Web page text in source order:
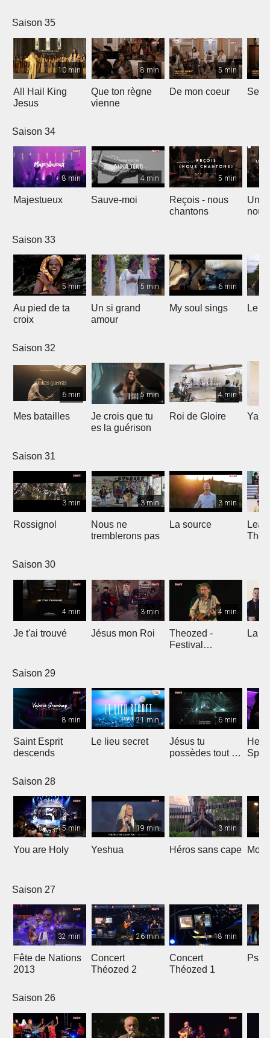
Saison 35
10 min
All Hail King
Jesus
8 min
Que ton règne
vienne
5 min
De mon coeur
Saison 34
8 min
Majestueux
4 min
Sauve-moi
5 min
Reçois - nous
chantons
Un
Saison 33
5 min
Au pied de ta
croix
5 min
Un si grand
amour
6 min
My soul sings Le
Saison 32
6 min
Mes batailles
5 min
Je crois que tu
es la guérison
4 min
Roi de Gloire
Saison 31
3 min
Rossignol
3 min
Nous ne
tremblerons pas
3 min
La source
The
Saison 30
4 min
Je t'ai trouvé
3 min
Jésus mon Roi
4 min
Theozed -
Festival
La
Saison 29
8 min
Saint Esprit
descends
21 min
Le lieu secret
6 min
Jésus tu
possèdes tout en
He
Saison 28
5 min
You are Holy
19 min
Yeshua
3 min
Héros sans cape Moi
Saison 27
32 min
Fête de Nations
2013
26 min
Concert
Théozed 2
18 min
Concert
Théozed 1
Saison 26